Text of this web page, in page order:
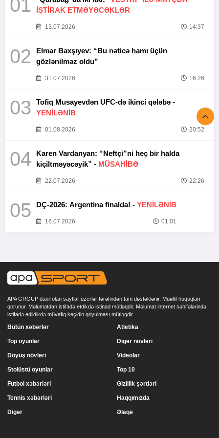
01
İŞTİRAK ETMƏYƏCƏKLƏR
13.07.2026 14:37
02
Elmar Baxşıyev: “Bu nəticə hamı üçün
gözlənilməz oldu”
31.07.2026 16:26
03
Tofiq Musayevdən UFC-də ikinci qələbə -
YENİLƏNİB
01.08.2026 20:52
04
Karen Vardanyan: “Neftçi”ni heç bir halda
kiçiltməyəcəyik” - MÜSAHİBƏ
22.07.2026 22:26
05 DÇ-2026: Argentina finalda! - YENİLƏNİB
16.07.2026 01:01
APA GROUP daxil olan saytlar uzerlər tərəfindən tam dəstəklənir. Müəllif hüquqları
qorunur. Məlumatdan istifadə etdikdə istinad mütləqdir. Məlumat internet səhifələrində
istifadə edildikdə müvafiq keçidin qoyulması mütləqdir.
Bütün xəbərlər
Top oyunlar
Döyüş növləri
Stolüstü oyunlar
Atletika
Digər növləri
Videolar
Top 10
Futbol xəbərləri
Tennis xəbərləri
Digər
Gizlilik şərtləri
Haqqımızda
Əlaqə